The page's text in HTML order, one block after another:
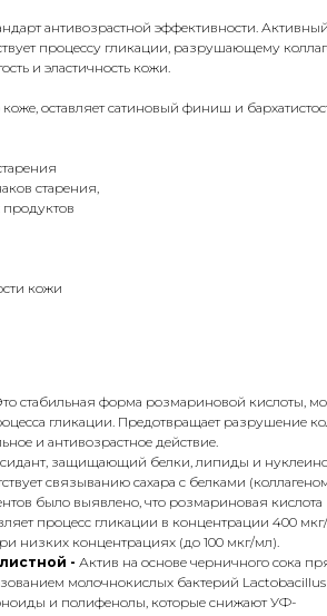
антивозрастной эффективности. Активный
процессу гликации, разрушающему
и эластичность кожи.
оставляет сатиновый финиш и
старения,
кожи
стабильная форма розмариновой кислоты,
гликации. Предотвращает разрушение
и антивозрастное действие.
защищающий белки, липиды и
связыванию сахара с белками
было выявлено, что розмариновая кислота
процесс гликации в концентрации 400
низких концентрациях (до 100 мкг/мл).
- Актив на основе черничного сока
молочнокислых бактерий Lactobacillus
и полифенолы, которые снижают УФ-